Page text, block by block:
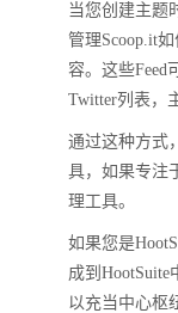
当您创建主题
管理Scoop.it
容。这些Feed
Twitter列表，
通过这种方式
具，如果专注
理工具。
如果您是
成到HootSuite
以充当中心枢